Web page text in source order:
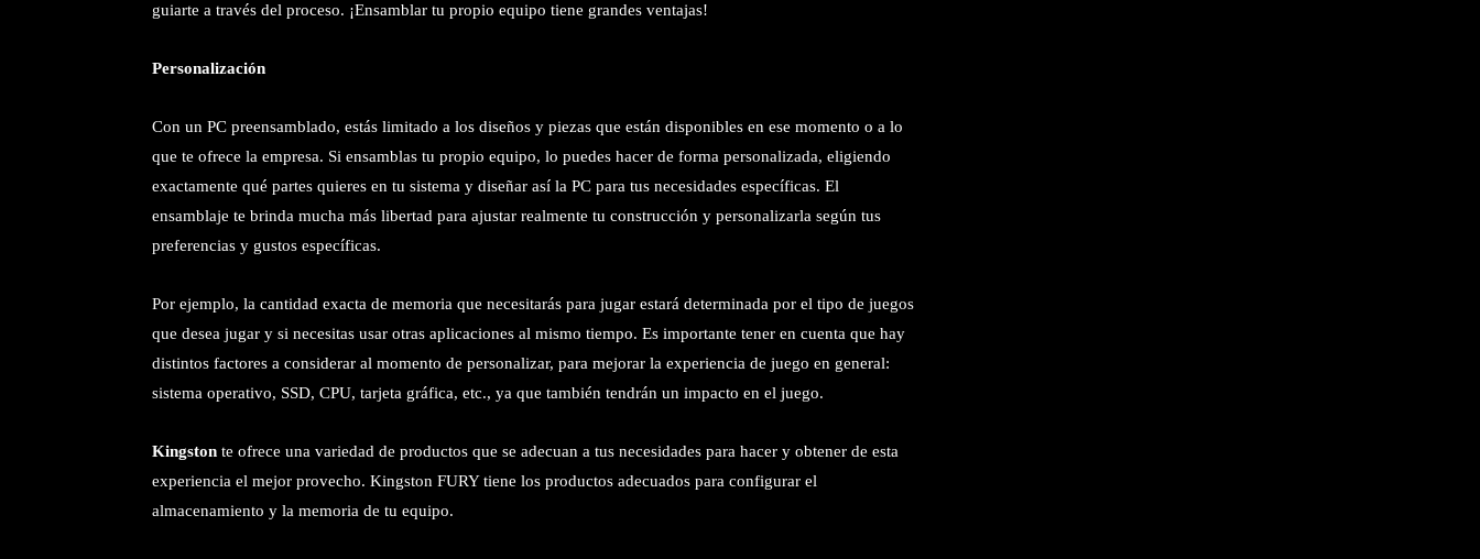
guiarte a través del proceso. ¡Ensamblar tu propio equipo tiene grandes ventajas!
Personalización
Con un PC preensamblado, estás limitado a los diseños y piezas que están disponibles en ese momento o a lo
que te ofrece la empresa. Si ensamblas tu propio equipo, lo puedes hacer de forma personalizada, eligiendo
exactamente qué partes quieres en tu sistema y diseñar así la PC para tus necesidades específicas. El
ensamblaje te brinda mucha más libertad para ajustar realmente tu construcción y personalizarla según tus
preferencias y gustos específicas.
Por ejemplo, la cantidad exacta de memoria que necesitarás para jugar estará determinada por el tipo de juegos
que desea jugar y si necesitas usar otras aplicaciones al mismo tiempo. Es importante tener en cuenta que hay
distintos factores a considerar al momento de personalizar, para mejorar la experiencia de juego en general:
sistema operativo, SSD, CPU, tarjeta gráfica, etc., ya que también tendrán un impacto en el juego.
Kingston te ofrece una variedad de productos que se adecuan a tus necesidades para hacer y obtener de esta
experiencia el mejor provecho. Kingston FURY tiene los productos adecuados para configurar el
almacenamiento y la memoria de tu equipo.